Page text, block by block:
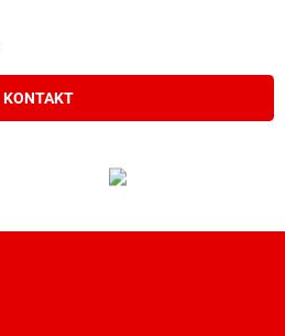
KONTAKT